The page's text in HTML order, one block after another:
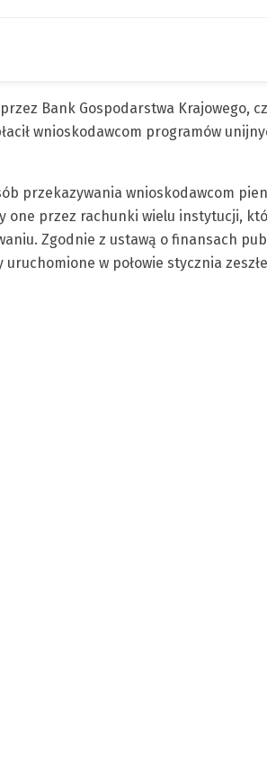
Bank Gospodarstwa Krajowego,
wnioskodawcom programów
przekazywania wnioskodawcom
one przez rachunki wielu instytucji,
Zgodnie z ustawą o finansach
uruchomione w połowie stycznia